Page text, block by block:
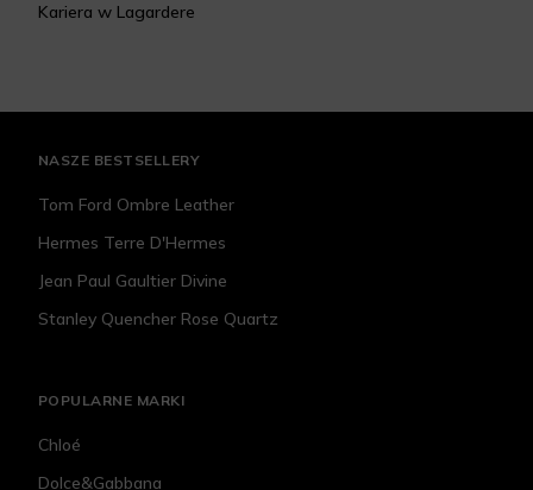
Kariera w Lagardere
NASZE BESTSELLERY
Tom Ford Ombre Leather
Hermes Terre D'Hermes
Jean Paul Gaultier Divine
Stanley Quencher Rose Quartz
POPULARNE MARKI
Chloé
Dolce&Gabbana